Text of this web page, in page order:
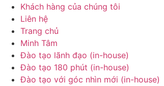
Khách hàng của chúng tôi
Liên hệ
Trang chủ
Minh Tâm
Đào tạo lãnh đạo (in-house)
Đào tạo 180 phút (in-house)
Đào tạo với góc nhìn mới (in-house)